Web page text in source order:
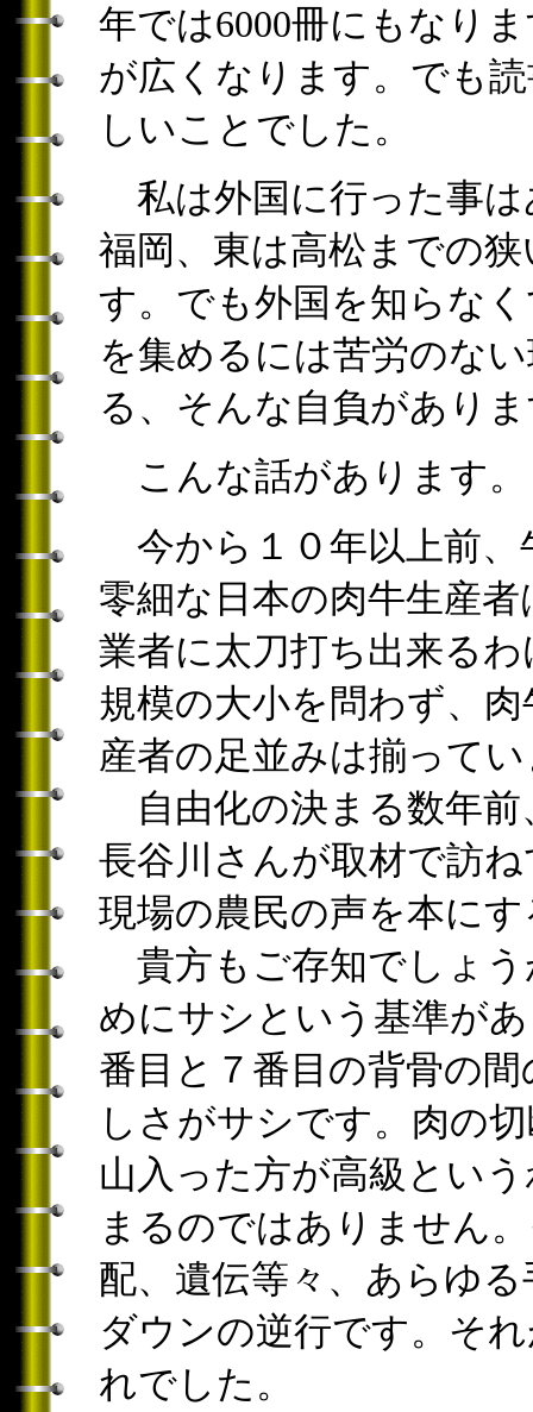
年では6000冊にもなり
が広くなります。でも
しいことでした。
私は外国に行った事は
福岡、東は高松までの
す。でも外国を知らな
を集めるには苦労のな
る、そんな自負があり
こんな話があります。
今から１０年以上前、
零細な日本の肉牛生産
業者に太刀打ち出来る
規模の大小を問わず、
産者の足並みは揃って
自由化の決まる数年前
長谷川さんが取材で訪
現場の農民の声を本に
貴方もご存知でしょう
めにサシという基準が
番目と７番目の背骨の
しさがサシです。肉の
山入った方が高級とい
まるのではありません
配、遺伝等々、あらゆ
ダウンの逆行です。そ
れでした。